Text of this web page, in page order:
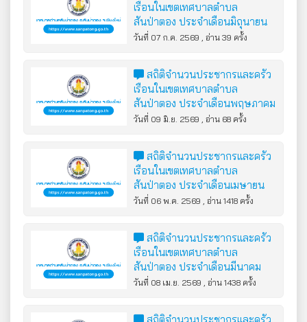
เรือนในเขตเทศบาลตำบล
สันป่าตอง ประจำเดือนมิถุนายน
2569
วันที่ 07 ก.ค. 2569 , อ่าน 39 ครั้ง
สถิติจำนวนประชากรและครัว
เรือนในเขตเทศบาลตำบล
สันป่าตอง ประจำเดือนพฤษภาคม
2569
วันที่ 09 มิ.ย. 2569 , อ่าน 68 ครั้ง
สถิติจำนวนประชากรและครัว
เรือนในเขตเทศบาลตำบล
สันป่าตอง ประจำเดือนเมษายน
2569
วันที่ 06 พ.ค. 2569 , อ่าน 1418 ครั้ง
สถิติจำนวนประชากรและครัว
เรือนในเขตเทศบาลตำบล
สันป่าตอง ประจำเดือนมีนาคม
2569
วันที่ 08 เม.ย. 2569 , อ่าน 1438 ครั้ง